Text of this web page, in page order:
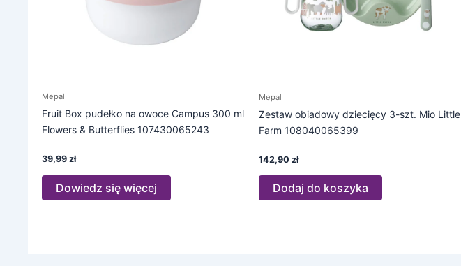
Mepal
Fruit Box pudełko na owoce Campus 300 ml
Flowers & Butterflies 107430065243
39,99 zł
Dowiedz się więcej
Mepal
Zestaw obiadowy dziecięcy 3-szt. Mio Little
Farm 108040065399
142,90 zł
Dodaj do koszyka